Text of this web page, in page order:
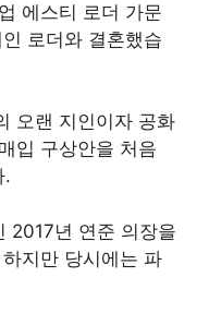
에스티 로더 가문
로더와 결혼했습
오랜 지인이자 공화
입 구상안을 처음
.
2017년 연준 의장을
지만 당시에는 파